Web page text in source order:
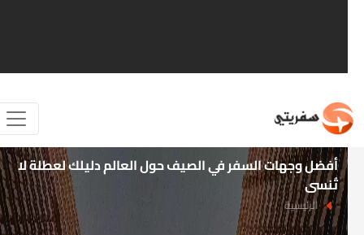
أفضل وجهات السفر في الصيف حول العالم دليلك لعطلة لا
تُنسى
الرئيسية